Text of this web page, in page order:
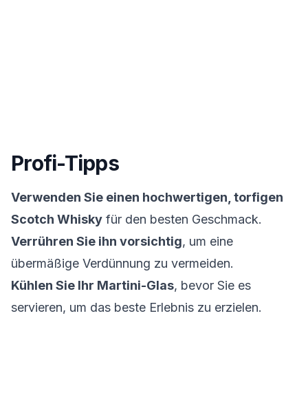
Profi-Tipps
Verwenden Sie einen hochwertigen, torfigen
Scotch Whisky für den besten Geschmack.
Verrühren Sie ihn vorsichtig, um eine
übermäßige Verdünnung zu vermeiden.
Kühlen Sie Ihr Martini-Glas, bevor Sie es
servieren, um das beste Erlebnis zu erzielen.